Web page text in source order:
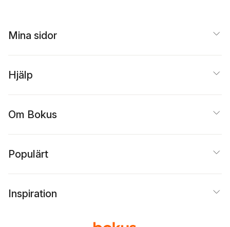
Mina sidor
Hjälp
Om Bokus
Populärt
Inspiration